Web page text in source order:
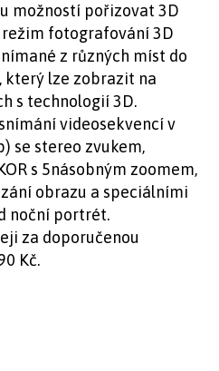
možností pořizovat 3D
fotografování 3D
z různých míst do
který lze zobrazit na
s technologií 3D.
videosekvencí v
se stereo zvukem,
s 5násobným zoomem,
obrazu a speciálními
noční portrét.
za doporučenou
Kč.